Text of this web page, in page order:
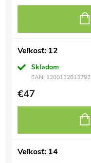
Veľkosť: 12
Skladom
EAN: 1200132813793
€47
Veľkosť: 14